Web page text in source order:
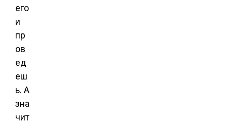
его
и
пр
ов
ед
еш
ь. А
зна
чит